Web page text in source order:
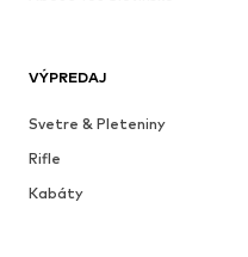
VÝPREDAJ
Svetre & Pleteniny
Rifle
Kabáty